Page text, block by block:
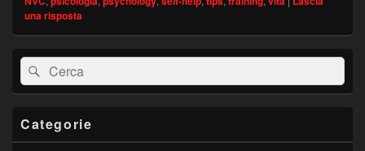
una risposta
Area
widget
barra
Cerca:Cerca
Categorie